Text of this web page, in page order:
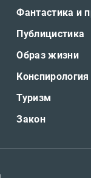
Фантастика и
Публицистика
Образ жизни
Конспирология
Туризм
Закон